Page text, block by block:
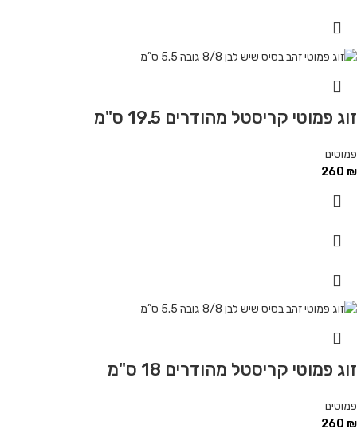
זוג פמוטי קריסטל מהודרים 19.5 ס"מ
פמוטים
260 ₪
זוג פמוטי קריסטל מהודרים 18 ס"מ
פמוטים
260 ₪